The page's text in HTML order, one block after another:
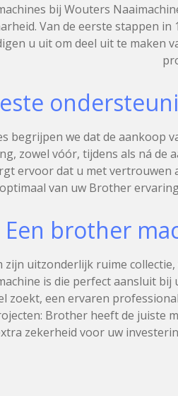
bij Wouters
Van de eerste stappen
u uit om deel uit te maken
begrijpen we dat de aankoop
zowel vóór, tijdens als ná de
ervoor dat u met vertrouwen
van uw Brother
Een brother
uitzonderlijk ruime
is die perfect aansluit
zoekt, een ervaren
Brother heeft de juiste
zekerheid voor uw